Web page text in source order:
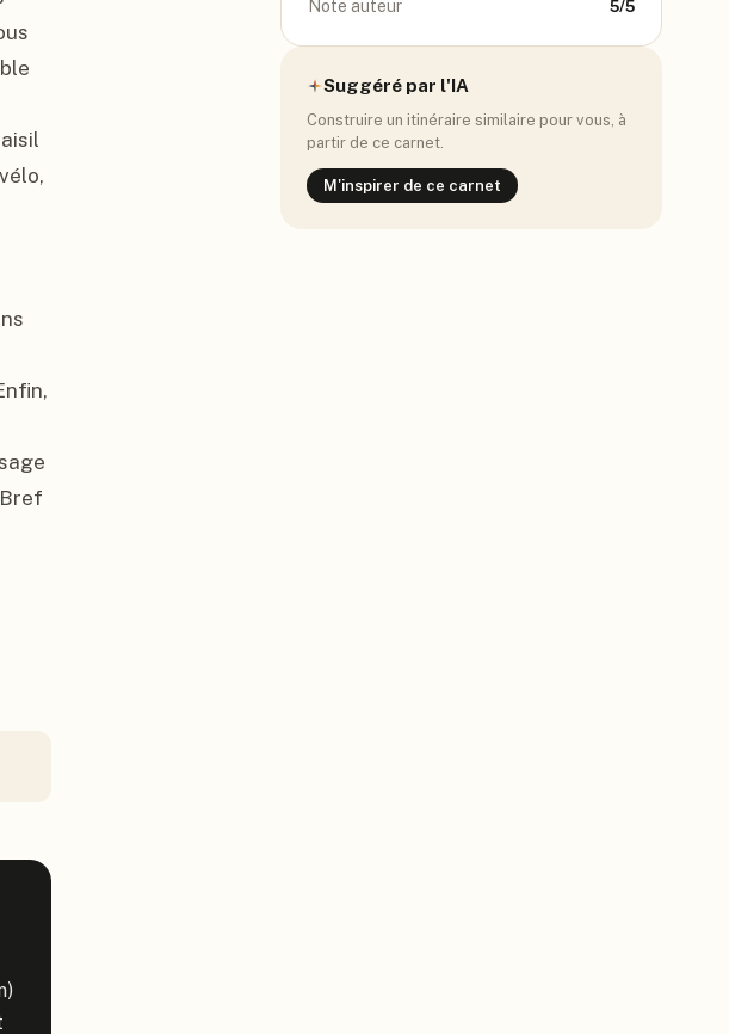
Note auteur 5/5
Suggéré par l'IA
Construire un itinéraire similaire pour vous, à
partir de ce carnet.
M'inspirer de ce carnet